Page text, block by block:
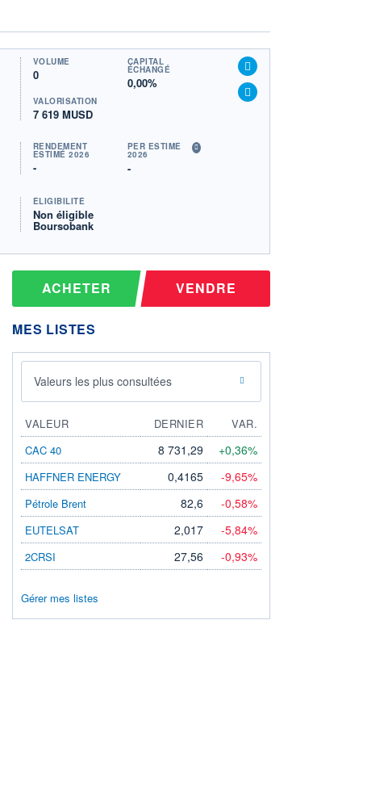
VOLUME
0
CAPITAL
ÉCHANGÉ
0,00%
VALORISATION
7 619 MUSD
RENDEMENT
ESTIMÉ 2026
-
PER ESTIMÉ
2026
-
ÉLIGIBILITÉ
Non éligible
Boursobank
ACHETER VENDRE
MES LISTES
Valeurs les plus consultées
VALEUR DERNIER
VAR.
CAC 40
8 731,29 +0,36%
HAFFNER ENERGY 0,4165 -9,65%
Pétrole Brent 82,6 -0,58%
EUTELSAT 2,017 -5,84%
2CRSI 27,56 -0,93%
Gérer mes listes